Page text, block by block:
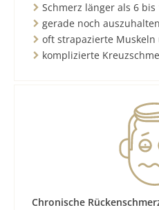
Schmerz länger als 6 bis
gerade noch auszuhalten
oft strapazierte Muskeln
komplizierte
Chronische